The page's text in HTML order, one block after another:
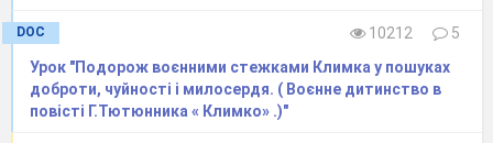
6.Вирішення проблемного питання.
V. Закріплення набутих знань.
DOC 10212
5
Урок "Подорож воєнними стежками Климка у пошуках
доброти, чуйності і милосердя. ( Воєнне дитинство в
повісті Г.Тютюнника « Климко» .)"